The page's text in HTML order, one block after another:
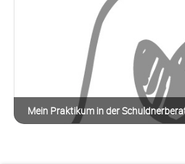
Mein Praktikum in der